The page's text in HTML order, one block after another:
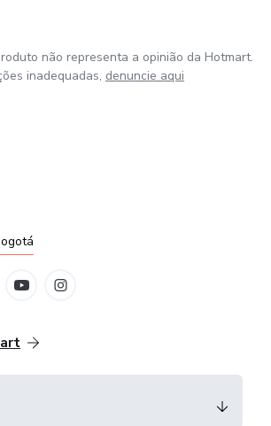
PARTE 2
não representa a opinião da Hotmart.
inadequadas, denuncie aqui